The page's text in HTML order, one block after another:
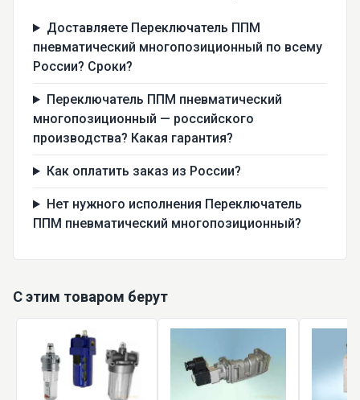
Доставляете Переключатель ППМ
пневматический многопозиционный по всему
России? Сроки?
Переключатель ППМ пневматический
многопозиционный — российского
производства? Какая гарантия?
Как оплатить заказ из России?
Нет нужного исполнения Переключатель
ППМ пневматический многопозиционный?
С этим товаром берут